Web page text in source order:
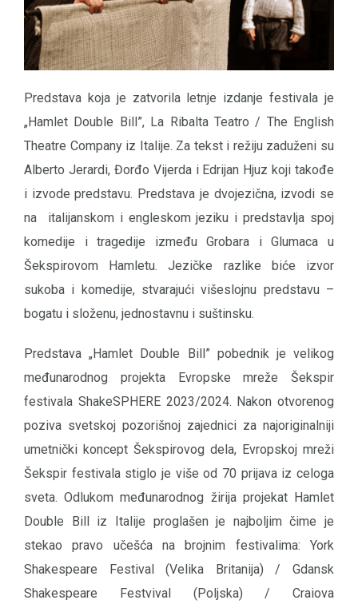
Predstava koja je zatvorila letnje izdanje festivala je
„Hamlet Double Bill”, La Ribalta Teatro / The English
Theatre Company iz Italije. Za tekst i režiju zaduženi su
Alberto Jerardi, Đorđo Vijerda i Edrijan Hjuz koji takođe
i izvode predstavu. Predstava je dvojezična, izvodi se
na italijanskom i engleskom jeziku i predstavlja spoj
komedije i tragedije između Grobara i Glumaca u
Šekspirovom Hamletu. Jezičke razlike biće izvor
sukoba i komedije, stvarajući višeslojnu predstavu –
bogatu i složenu, jednostavnu i suštinsku.
Predstava „Hamlet Double Bill” pobednik je velikog
međunarodnog projekta Evropske mreže Šekspir
festivala ShakeSPHERE 2023/2024. Nakon otvorenog
poziva svetskoj pozorišnoj zajednici za najoriginalniji
umetnički koncept Šekspirovog dela, Evropskoj mreži
Šekspir festivala stiglo je više od 70 prijava iz celoga
sveta. Odlukom međunarodnog žirija projekat Hamlet
Double Bill iz Italije proglašen je najboljim čime je
stekao pravo učešća na brojnim festivalima: York
Shakespeare Festival (Velika Britanija) / Gdansk
Shakespeare Festvival (Poljska) / Craiova